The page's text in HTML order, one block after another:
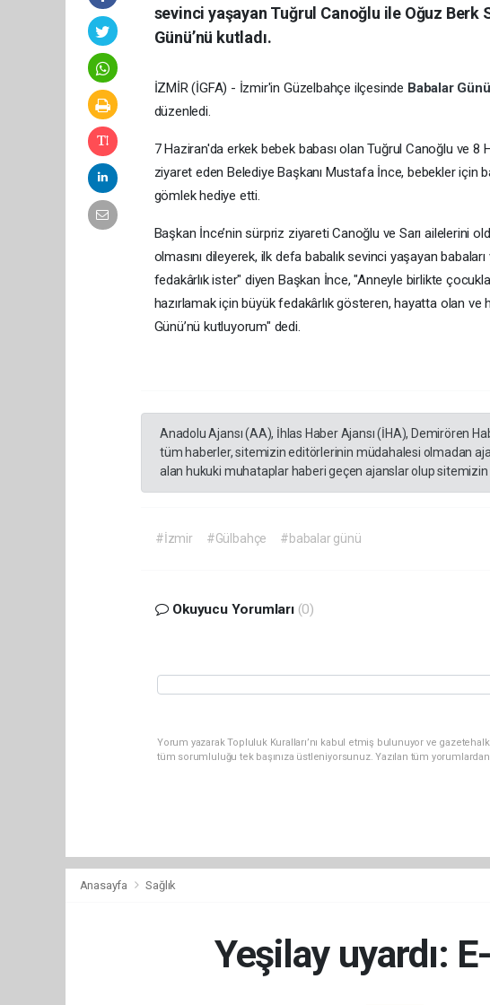
sevinci yaşayan Tuğrul Canoğlu ile Oğuz
Günü’nü kutladı.
İZMİR (İGFA) - İzmir'in Güzelbahçe ilçesinde Babalar
düzenledi.
7 Haziran'da erkek bebek babası olan Tuğrul Canoğlu ve 8
ziyaret eden Belediye Başkanı Mustafa İnce, bebekler için
gömlek hediye etti.
Başkan İnce’nin sürpriz ziyareti Canoğlu ve Sarı ailelerini
olmasını dileyerek, ilk defa babalık sevinci yaşayan
fedakârlık ister" diyen Başkan İnce, "Anneyle birlikte
hazırlamak için büyük fedakârlık gösteren, hayatta olan ve
Günü’nü kutluyorum" dedi.
Anadolu Ajansı (AA), İhlas Haber Ajansı (İHA), Demirören
tüm haberler, sitemizin editörlerinin müdahalesi olmadan
alan hukuki muhataplar haberi geçen ajanslar olup
#İzmir #Gülbahçe #babalar günü
Okuyucu Yorumları (0)
Yorum yazarak Topluluk Kuralları’nı kabul etmiş bulunuyor ve
tüm sorumluluğu tek başınıza üstleniyorsunuz. Yazılan tüm
Anasayfa Sağlık
Yeşilay uyardı: